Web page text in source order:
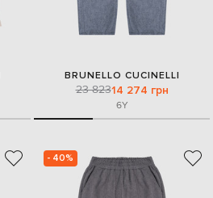
BRUNELLO CUCINELLI
23 82314 274 грн
6Y
- 40%